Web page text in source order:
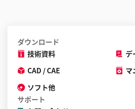
ダウンロード
技術資料
デ
CAD / CAE
マ
ソフト他
サポート